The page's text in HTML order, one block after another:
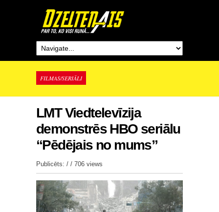
FILMAS/SERIĀLI
LMT Viedtelevīzija
demonstrēs HBO seriālu
“Pēdējais no mums”
Publicēts: / / 706 views